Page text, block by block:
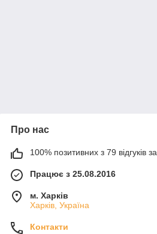
Про нас
100% позитивних з 79 відгуків за
Працює з 25.08.2016
м. Харків
Харків, Україна
Контакти